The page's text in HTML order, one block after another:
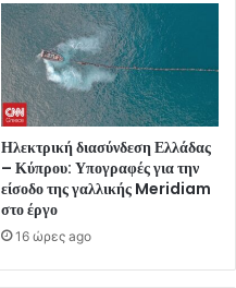
Ηλεκτρική διασύνδεση Ελλάδας
– Κύπρου: Υπογραφές για την
είσοδο της γαλλικής Meridiam
στο έργο
16 ώρες ago